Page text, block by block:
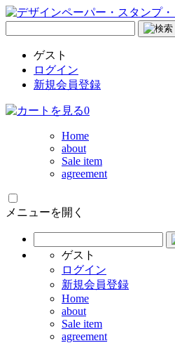
ゲスト
ログイン
新規会員登録
0
Home
about
Sale item
agreement
メニューを開く
ゲスト
ログイン
新規会員登録
Home
about
Sale item
agreement